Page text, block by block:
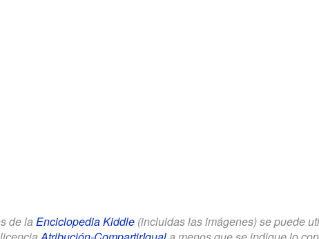
de la Enciclopedia Kiddle(incluidas las imágenes) se puede